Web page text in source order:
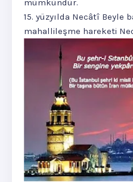
mümkündür.
15. yüzyılda Necâtî Beyle
mahallileşme hareketi